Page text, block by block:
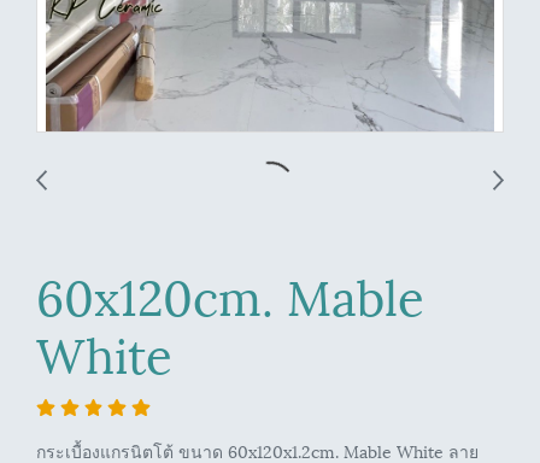
60x120cm. Mable
White
กระเบื้องแกรนิตโต้ ขนาด 60x120x1.2cm. Mable White ลาย